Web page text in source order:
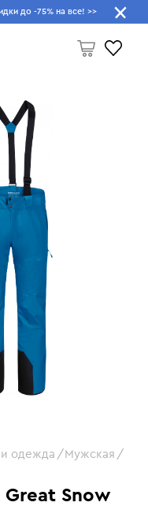
до -75% на все! >>
Snow
одежда
Мужская